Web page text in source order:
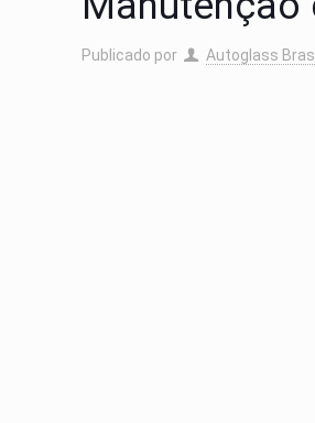
Publicado por Autoglass